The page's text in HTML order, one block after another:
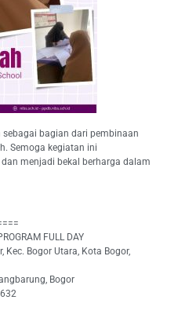
bagian dari pembinaan
Semoga kegiatan ini
menjadi bekal berharga dalam
FULL DAY
Kec. Bogor Utara, Kota Bogor,
Bogor